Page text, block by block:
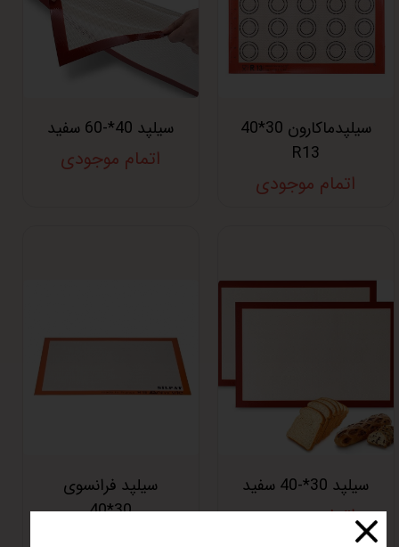
سیلپدماکارون 30*40
R13
اتمام موجودی
سیلپد 40*-60 سفید
اتمام موجودی
سیلپد 30*-40 سفید
اتمام موجودی
سیلپد فرانسوی
30*40